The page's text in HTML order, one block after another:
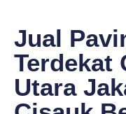
Jual
Terdekat
Utara